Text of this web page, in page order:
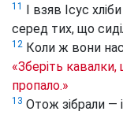
11
І взяв Ісус
серед тих, що
12 Коли ж вони
«Зберіть
пропало.»
13 Отож зібрали —